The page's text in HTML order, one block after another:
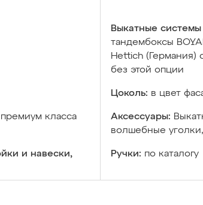
Выкатные системы
тандембоксы
Hettich (Германия)
без этой опции
Цоколь: в цвет
класса
Аксессуары:
волшебные
и навески,
Ручки: по каталогу